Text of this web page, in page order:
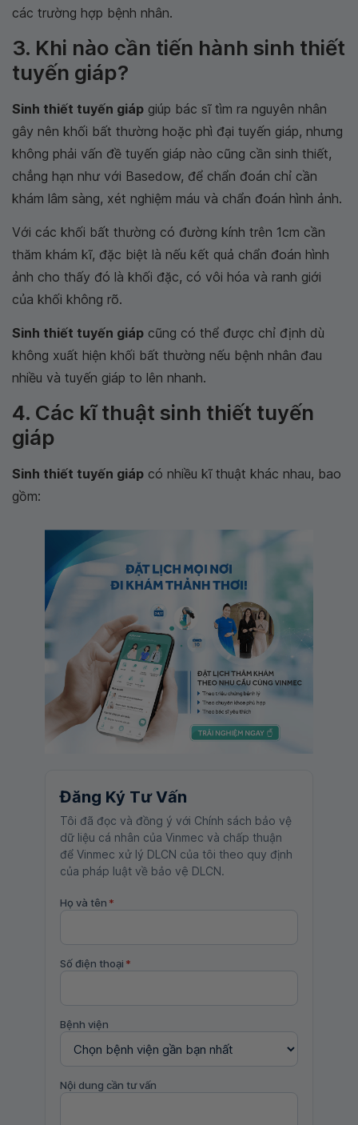
các trường hợp bệnh nhân.
3. Khi nào cần tiến hành sinh thiết
tuyến giáp?
Sinh thiết tuyến giáp giúp bác sĩ tìm ra nguyên nhân
gây nên khối bất thường hoặc phì đại tuyến giáp, nhưng
không phải vấn đề tuyến giáp nào cũng cần sinh thiết,
chẳng hạn như với Basedow, để chẩn đoán chỉ cần
khám lâm sàng, xét nghiệm máu và chẩn đoán hình ảnh.
Với các khối bất thường có đường kính trên 1cm cần
thăm khám kĩ, đặc biệt là nếu kết quả chẩn đoán hình
ảnh cho thấy đó là khối đặc, có vôi hóa và ranh giới
của khối không rõ.
Sinh thiết tuyến giáp cũng có thể được chỉ định dù
không xuất hiện khối bất thường nếu bệnh nhân đau
nhiều và tuyến giáp to lên nhanh.
4. Các kĩ thuật sinh thiết tuyến
giáp
Sinh thiết tuyến giáp có nhiều kĩ thuật khác nhau, bao
gồm:
Đăng Ký Tư Vấn
Tôi đã đọc và đồng ý với Chính sách bảo vệ
dữ liệu cá nhân của Vinmec và chấp thuận
để Vinmec xử lý DLCN của tôi theo quy định
của pháp luật về bảo vệ DLCN.
Họ và tên *
Số điện thoại *
Bệnh viện
Nội dung cần tư vấn